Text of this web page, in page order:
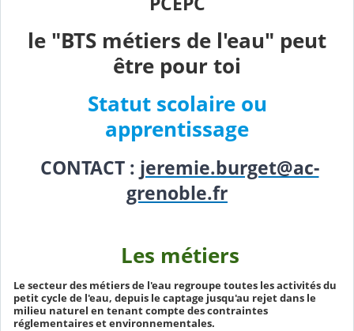
le "BTS métiers de l'eau" peut
être pour toi
Statut scolaireou
apprentissage
CONTACT : jeremie.burget@ac-
grenoble.fr
Les métiers
Le secteur des métiers de l'eau regroupe toutes les activités du
petit cycle de l'eau, depuis le captage jusqu'au rejet dans le
milieu naturel en tenant compte des contraintes
réglementaires et environnementales.